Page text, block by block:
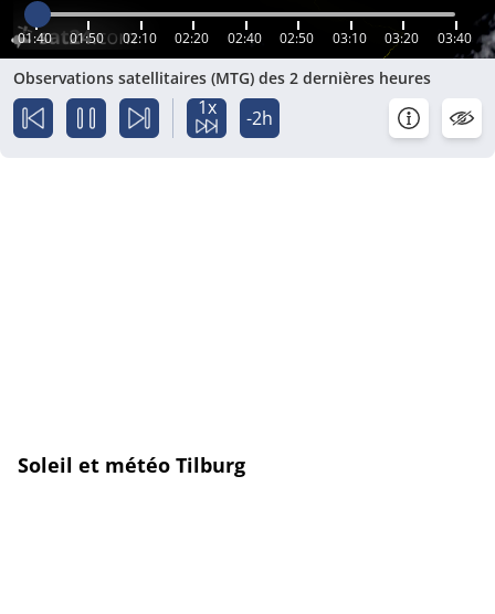
01:40 01:50 02:10 02:20 02:40 02:50 03:10 03:20 03:40
Observations satellitaires (MTG) des 2 dernières heures
1x -2h
Soleil et météo Tilburg